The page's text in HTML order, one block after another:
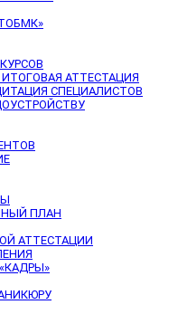
АТТЕСТАЦИЯ
СПЕЦИАЛИСТОВ
ПЛАН
АТТЕСТАЦИИ